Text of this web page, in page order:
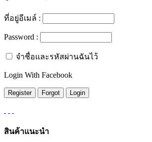
ที่อยู่อีเมล์ :
Password :
จำชื่อและรหัสผ่านฉันไว้
Login With Facebook
สินค้าแนะนำ